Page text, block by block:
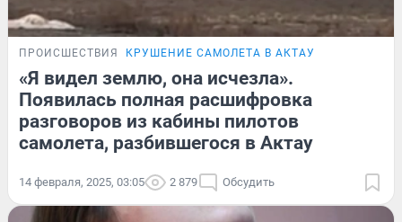
ПРОИСШЕСТВИЯ КРУШЕНИЕ САМОЛЕТА В АКТАУ
«Я видел землю, она исчезла».
Появилась полная расшифровка
разговоров из кабины пилотов
самолета, разбившегося в Актау
14 февраля, 2025, 03:05 2 879 Обсудить